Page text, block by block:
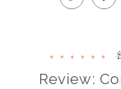
Review: